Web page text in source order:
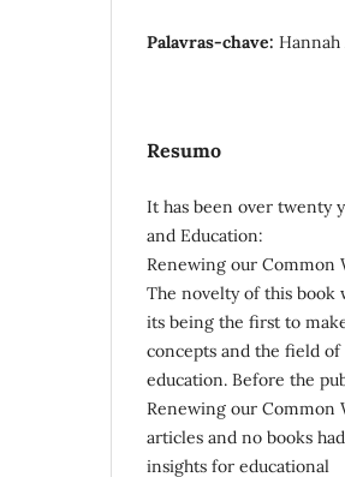
Palavras-chave: Hannah
Resumo
It has been over twenty
and Education:
Renewing our Common
The novelty of this book
its being the first to
concepts and the field of
education. Before the
Renewing our Common
articles and no books
insights for educational